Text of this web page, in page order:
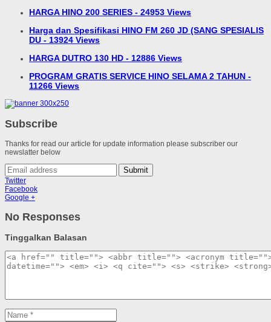
HARGA HINO 200 SERIES - 24953 Views
Harga dan Spesifikasi HINO FM 260 JD (SANG SPESIALIS
DU - 13924 Views
HARGA DUTRO 130 HD - 12886 Views
PROGRAM GRATIS SERVICE HINO SELAMA 2 TAHUN -
11266 Views
Subscribe
Thanks for read our article for update information please subscriber our
newslatter below
Submit
Twitter
Facebook
Google +
No Responses
Tinggalkan Balasan